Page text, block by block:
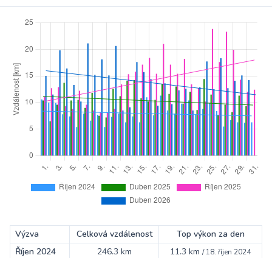
Výzva Celková vzdálenost
Top výkon za den
Říjen 2024
246.3 km 11.3 km /18. říjen 2024